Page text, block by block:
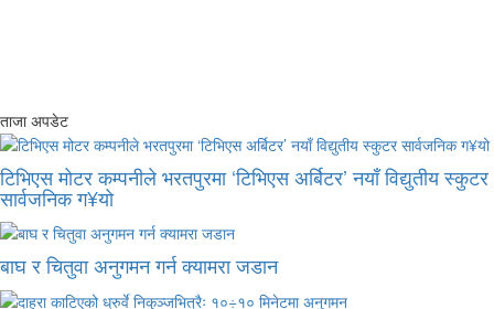
ताजा अपडेट
टिभिएस मोटर कम्पनीले भरतपुरमा ‘टिभिएस अर्बिटर’ नयाँ विद्युतीय स्कुटर
सार्वजनिक ग¥यो
बाघ र चितुवा अनुगमन गर्न क्यामरा जडान